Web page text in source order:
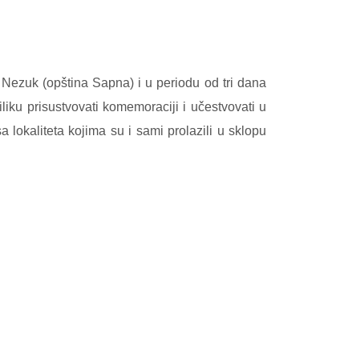
(opština Sapna) i u periodu od tri dana
prisustvovati komemoraciji i učestvovati u
lokaliteta kojima su i sami prolazili u sklopu